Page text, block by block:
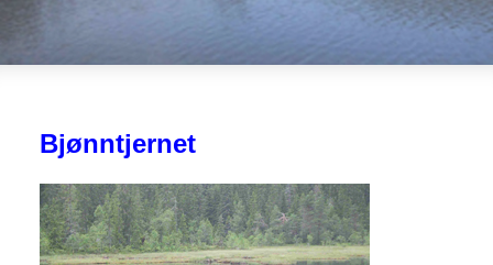
Bjønntjernet